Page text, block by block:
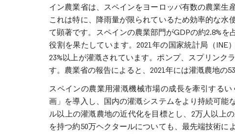
イン農業省は、スペインをヨーロッパ有数の農業生
これは特に、降雨量が限られているため効率的な
て顕著です。スペインの農業部門がGDPの約2.8%
役割を果たしています。2021年の国家統計局（INE
23%以上が灌漑されています。ポンプ、スプリンク
す。農業省の報告によると、2021年には灌漑農地の
スペインの農業用灌漑機械市場の成長を牽引する
画」を導入し、国内の灌漑システムをより持続可能
ル以上の灌漑農地の近代化を目標とし、2万人以上
を持つ約50万ヘクタールについても、最先端技術